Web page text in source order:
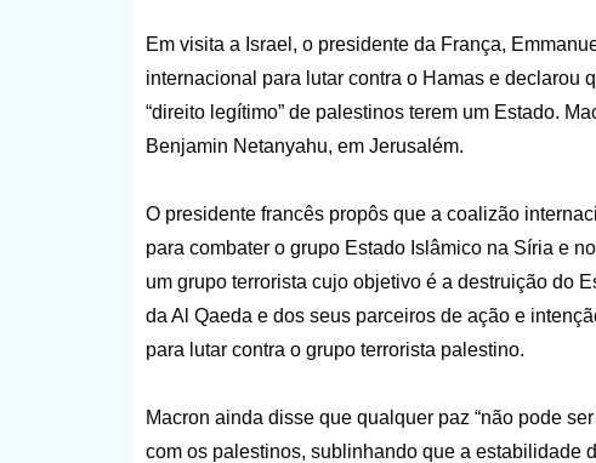
Em visita a Israel, o presidente da França,
internacional para lutar contra o Hamas e declarou
“direito legítimo” de palestinos terem um Estado.
Benjamin Netanyahu, em Jerusalém.
O presidente francês propôs que a coalizão
para combater o grupo Estado Islâmico na Síria e
um grupo terrorista cujo objetivo é a destruição do
da Al Qaeda e dos seus parceiros de ação e
para lutar contra o grupo terrorista palestino.
Macron ainda disse que qualquer paz “não pode
com os palestinos, sublinhando que a estabilidade